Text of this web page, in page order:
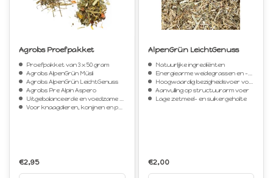
Agrobs Proefpakket
Proefpakket van 3 x 50 gram
Agrobs AlpenGrün Müsli
Agrobs AlpenGrün LeichtGenuss
Agrobs Pre Alpin Aspero
Uitgebalanceerde en voedzame voeding
Voor knaagdieren, konijnen en paarden
€2,95
AlpenGrün LeichtGenuss
Natuurlijke ingrediënten
Energiearme weidegrassen en -kruiden
Hoogwaardig bezigheidsvoer voor tussendoor
Aanvulling op structuurarm voer
Lage zetmeel- en suikergehalte
€2,00